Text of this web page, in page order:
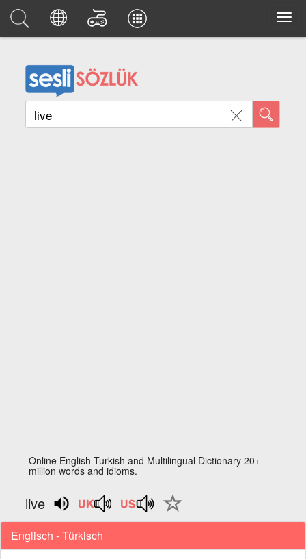
Online English Turkish and Multilingual Dictionary 20+
million words and idioms.
live
Englisch - Türkisch